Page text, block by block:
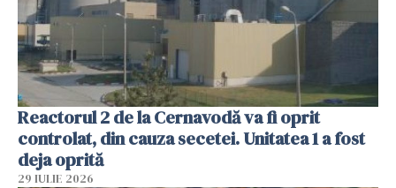
Reactorul 2 de la Cernavodă va fi oprit
controlat, din cauza secetei. Unitatea 1 a fost
deja oprită
29 IULIE 2026